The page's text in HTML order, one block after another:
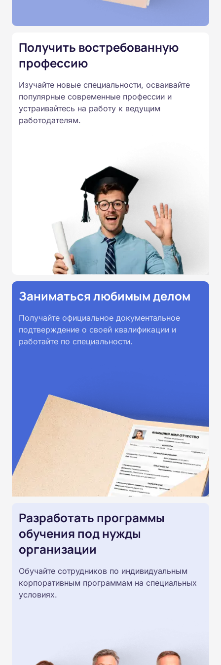
Министерства образования.
Приказом Минпросвещения
России от 14.07.2023 N 534 в
соответствии с Федеральными
государственными
образовательными стандартами
профессионального образования.
Удостоверения и дипломы о
Получить востребованную
профессию
Изучайте новые специальности, осваивайте
популярные современные профессии и
устраивайтесь на работу к ведущим
работодателям.
Заниматься любимым делом
Получайте официальное документальное
подтверждение о своей квалификации и
работайте по специальности.
Разработать программы
обучения под нужды
организации
Обучайте сотрудников по индивидуальным
корпоративным программам на специальных
условиях.